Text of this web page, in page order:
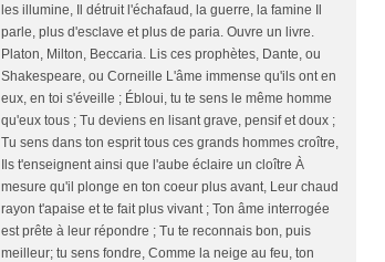
les illumine, Il détruit l'échafaud, la guerre, la famine Il
parle, plus d'esclave et plus de paria. Ouvre un livre.
Platon, Milton, Beccaria. Lis ces prophètes, Dante, ou
Shakespeare, ou Corneille L'âme immense qu'ils ont en
eux, en toi s'éveille ; Ébloui, tu te sens le même homme
qu'eux tous ; Tu deviens en lisant grave, pensif et doux ;
Tu sens dans ton esprit tous ces grands hommes croître,
Ils t'enseignent ainsi que l'aube éclaire un cloître À
mesure qu'il plonge en ton coeur plus avant, Leur chaud
rayon t'apaise et te fait plus vivant ; Ton âme interrogée
est prête à leur répondre ; Tu te reconnais bon, puis
meilleur; tu sens fondre, Comme la neige au feu, ton